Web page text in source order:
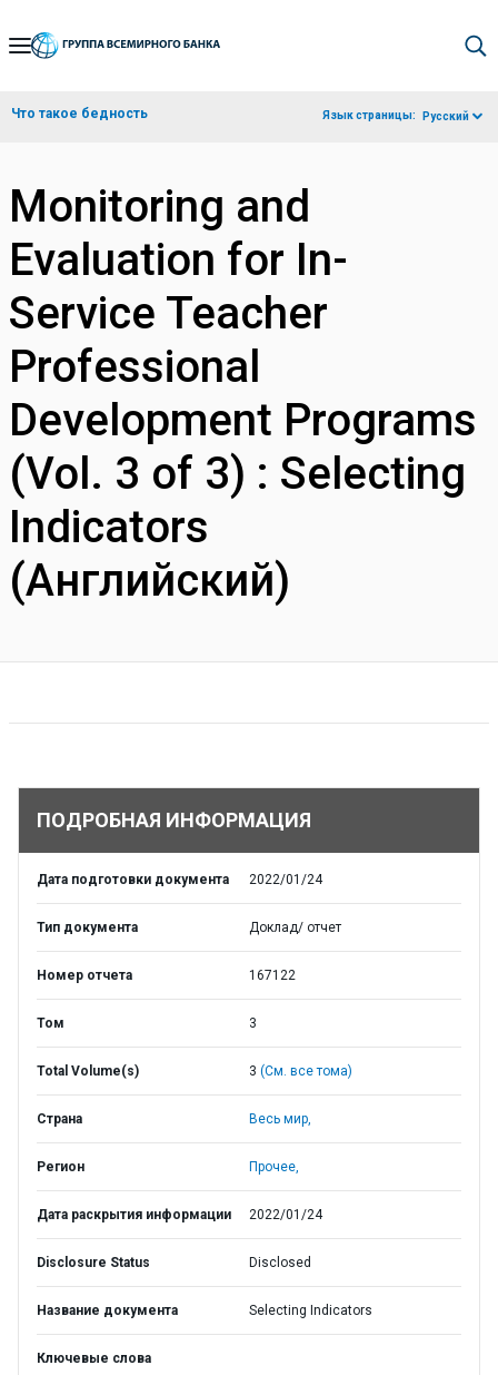
Skip
Navigation
Что такое бедность Язык страницы: Русский
Monitoring and
Evaluation for In-
Service Teacher
Professional
Development Programs
(Vol. 3 of 3) : Selecting
Indicators
(Английский)
ПОДРОБНАЯ ИНФОРМАЦИЯ
Дата подготовки документа 2022/01/24
Тип документа Доклад/ отчет
Номер отчета 167122
Том 3
Total Volume(s) 3 (См. все тома)
Страна Весь мир,
Регион Прочее,
Дата раскрытия информации 2022/01/24
Disclosure Status Disclosed
Название документа Selecting Indicators
Ключевые слова